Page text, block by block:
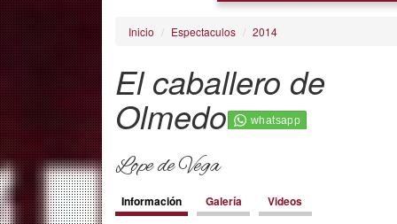
Inicio Espectaculos 2014
El caballero de
Olmedo
Lope de Vega
Contenido
Información (solapa
activa)
Galería Videos